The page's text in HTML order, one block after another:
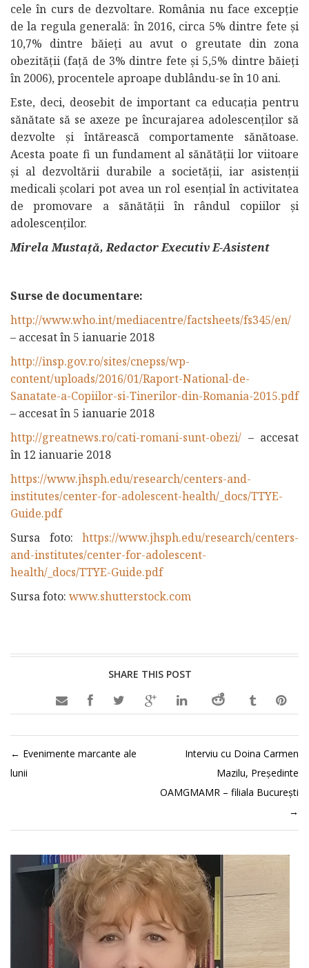
cele în curs de dezvoltare. România nu face excepţie
de la regula generală: în 2016, circa 5% dintre fete şi
10,7% dintre băieți au avut o greutate din zona
obezităţii (faţă de 3% dintre fete şi 5,5% dintre băieți
în 2006), procentele aproape dublându-se în 10 ani.
Este, deci, deosebit de important ca educaţia pentru
sănătate să se axeze pe încurajarea adolescenţilor să
dezvolte şi întărească comportamente sănătoase.
Acesta poate fi un fundament al sănătăţii lor viitoare
şi al dezvoltării durabile a societăţii, iar asistenții
medicali școlari pot avea un rol esențial în activitatea
de promovare a sănătății în rândul copiilor și
adolescenților.
Mirela Mustață, Redactor Executiv E-Asistent
Surse de documentare:
http://www.who.int/mediacentre/factsheets/fs345/en/
– accesat în 5 ianuarie 2018
http://insp.gov.ro/sites/cnepss/wp-
content/uploads/2016/01/Raport-National-de-
Sanatate-a-Copiilor-si-Tinerilor-din-Romania-2015.pdf
– accesat în 5 ianuarie 2018
http://greatnews.ro/cati-romani-sunt-obezi/ – accesat
în 12 ianuarie 2018
https://www.jhsph.edu/research/centers-and-
institutes/center-for-adolescent-health/_docs/TTYE-
Guide.pdf
Sursa foto: https://www.jhsph.edu/research/centers-
and-institutes/center-for-adolescent-
health/_docs/TTYE-Guide.pdf
Sursa foto: www.shutterstock.com
SHARE THIS POST

← Evenimente marcante ale
lunii
Interviu cu Doina Carmen
Mazilu, Președinte
OAMGMAMR – filiala București
→